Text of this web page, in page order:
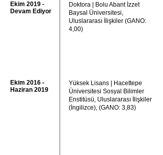
Ekim 2019 -
Devam Ediyor
Ekim 2016 -
Haziran 2019
Doktora | Bolu Abant İzzet
Baysal Üniversitesi,
Uluslararası İlişkiler (GANO:
4,00)
Yüksek Lisans | Hacettepe
Üniversitesi Sosyal Bilimler
Enstitüsü, Uluslararası İlişkiler
(İngilizce), (GANO: 3,83)